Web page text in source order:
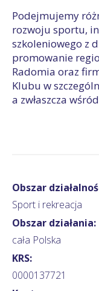
Podejmujemy
rozwoju sportu,
szkoleniowego z
promowanie
Radomia oraz
Klubu w
a zwłaszcza
Obszar
Sport i rekreacja
Obszar działania:
cała Polska
KRS:
0000137721